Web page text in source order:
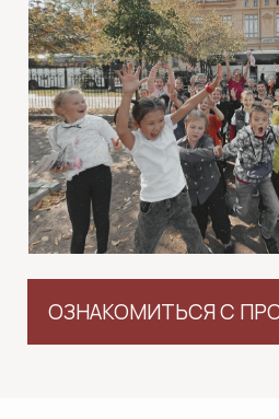
LET'S GO!
ОЗНАКОМИТЬСЯ С
ОСНОВНЫЕ